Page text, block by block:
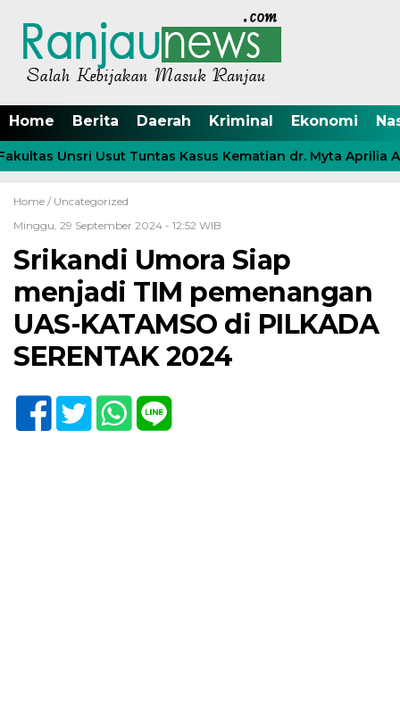
Home Berita Daerah Kriminal Ekonomi
Unsri Usut Tuntas Kasus Kematian dr. Myta Aprilia
Home / Uncategorized
Minggu, 29 September 2024 - 12:52 WIB
Srikandi Umora Siap
menjadi TIM pemenangan
UAS-KATAMSO di PILKADA
SERENTAK 2024